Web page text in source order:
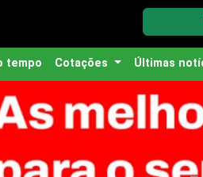
tempo Cotações Últimas